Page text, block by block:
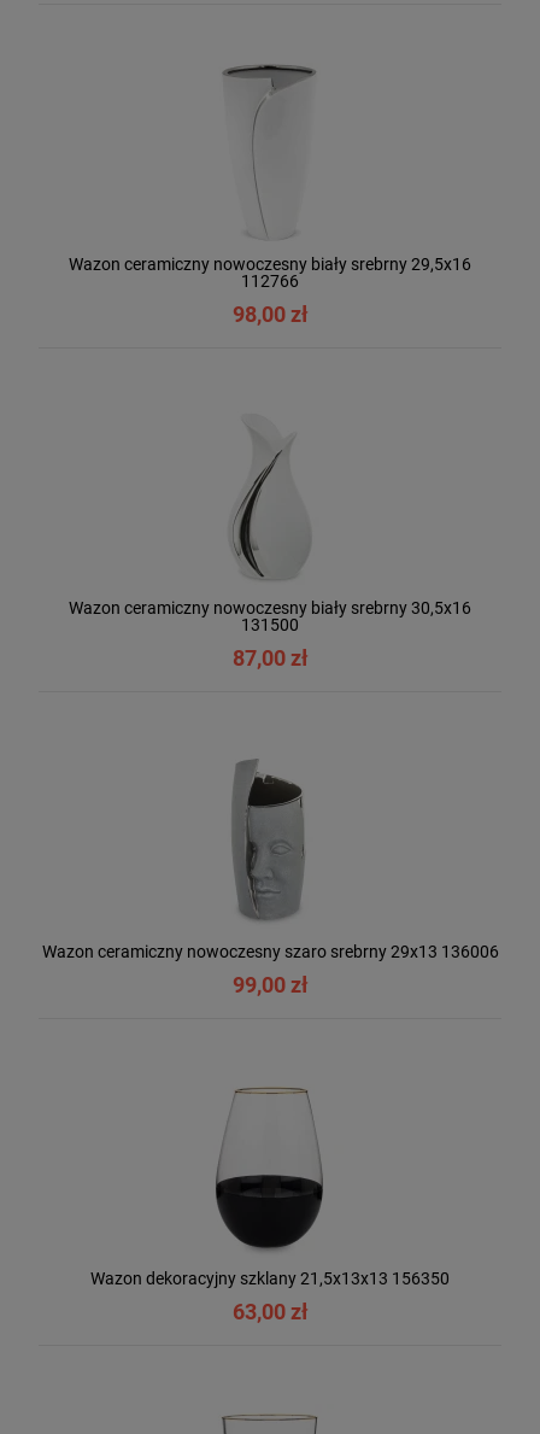
Wazon ceramiczny nowoczesny biały srebrny 29,5x16
112766
98,00 zł
Wazon ceramiczny nowoczesny biały srebrny 30,5x16
131500
87,00 zł
Wazon ceramiczny nowoczesny szaro srebrny 29x13 136006
99,00 zł
Wazon dekoracyjny szklany 21,5x13x13 156350
63,00 zł